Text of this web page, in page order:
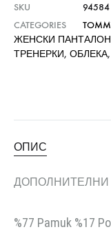
SKU
94584
CATEGORIES
ЖЕНСКИ
ТРЕНЕРКИ, ОБЛЕКА,
ОПИС
%77 Pamuk %17